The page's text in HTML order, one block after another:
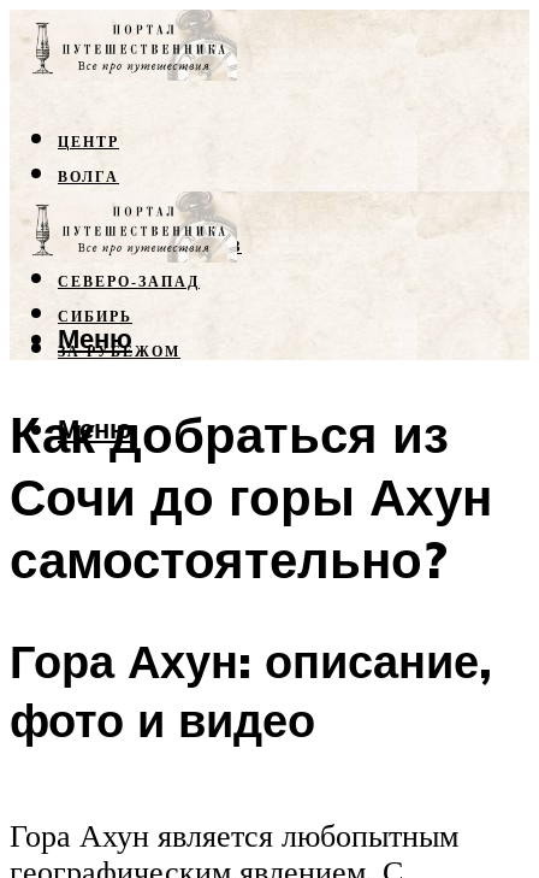
ЦЕНТР
ВОЛГА
КРЫМ
СЕВЕРНЫЙ КАВКАЗ
СЕВЕРО-ЗАПАД
СИБИРЬ
ЗА РУБЕЖОМ
Меню
Меню
Как добраться из
Сочи до горы Ахун
самостоятельно?
Гора Ахун: описание,
фото и видео
Гора Ахун является любопытным